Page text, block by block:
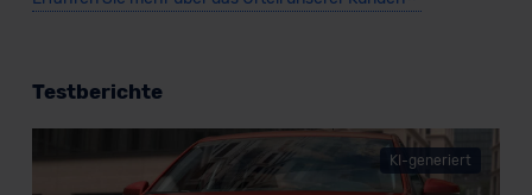
Testberichte
KI-generiert